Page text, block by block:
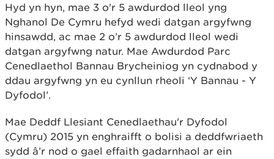
Hyd yn hyn, mae 3 o'r 5 awdurdod lleol yng
Nghanol De Cymru hefyd wedi datgan argyfwng
hinsawdd, ac mae 2 o’r 5 awdurdod lleol wedi
datgan argyfwng natur. Mae Awdurdod Parc
Cenedlaethol Bannau Brycheiniog yn cydnabod y
ddau argyfwng yn eu cynllun rheoli ‘Y Bannau - Y
Dyfodol’.
Mae Deddf Llesiant Cenedlaethau'r Dyfodol
(Cymru) 2015 yn enghraifft o bolisi a deddfwriaeth
sydd â’r nod o gael effaith gadarnhaol ar ein